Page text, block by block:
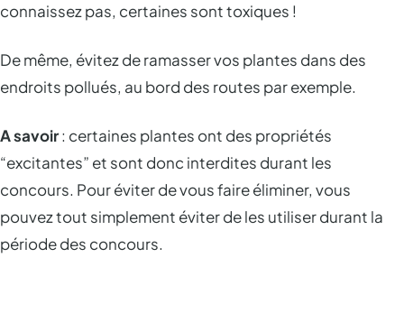
connaissez pas, certaines sont toxiques !
De même, évitez de ramasser vos plantes dans des
endroits pollués, au bord des routes par exemple.
A savoir: certaines plantes ont des propriétés
“excitantes” et sont donc interdites durant les
concours. Pour éviter de vous faire éliminer, vous
pouvez tout simplement éviter de les utiliser durant la
période des concours.